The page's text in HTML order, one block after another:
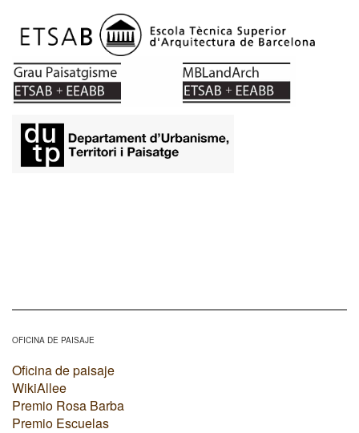
OFICINA DE PAISAJE
Oficina de paisaje
WikiAllee
Premio Rosa Barba
Premio Escuelas